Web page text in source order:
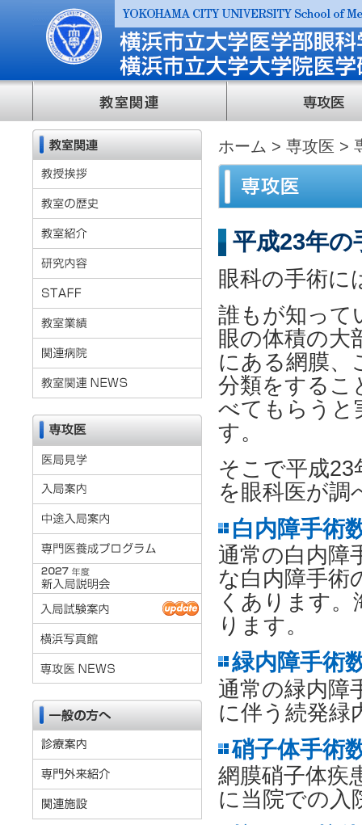
ホーム > 専攻医 >
平成23年の
眼科の手術に
誰もが知って
眼の体積の大
にある網膜、
分類をするこ
べてもらうと
す。
そこで平成23
を眼科医が調
白内障手術
通常の白内障
な白内障手術
くあります
ります。
緑内障手術
通常の緑内障
に伴う続発緑
硝子体手術
網膜硝子体疾
に当院での入